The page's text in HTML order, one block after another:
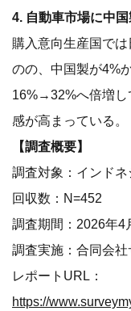
4. 自動車市場に中
購入意向生産国で
のの、中国製が4%
16%→32%へ倍増し
感が高まっている。
【調査概要】
調査対象：インド
回収数：N=452
調査期間：2026年4
調査実施：合同会社
レポートURL：